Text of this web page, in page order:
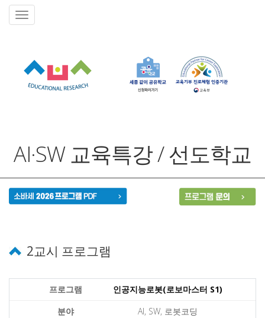
AI·SW 교육특강 / 선도학교
2교시 프로그램
인공지능로봇(로보마스터 S1)
AI, SW, 로봇코딩